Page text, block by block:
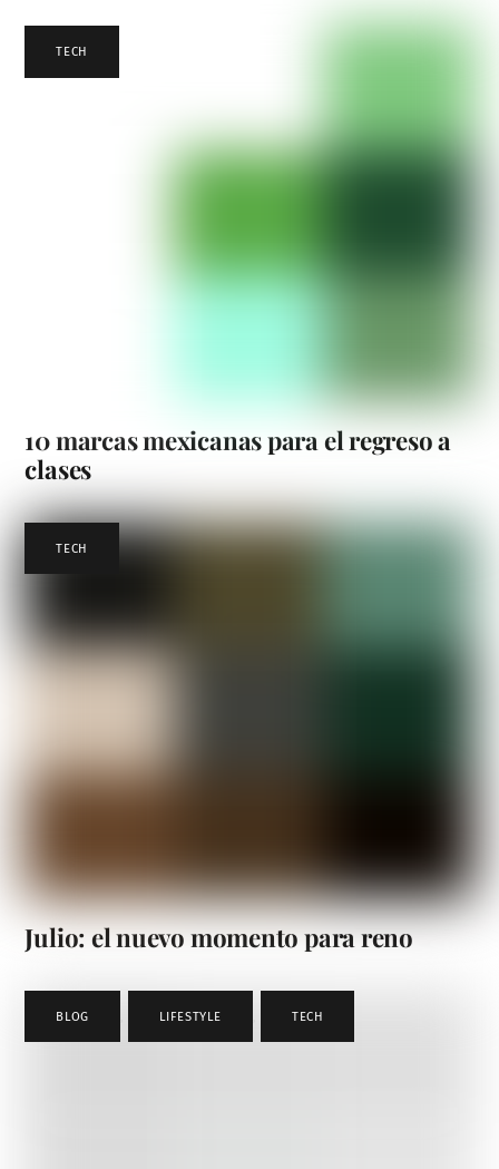
TECH
10 marcas mexicanas para el regreso a
clases
TECH
Julio: el nuevo momento para reno
BLOG LIFESTYLE TECH